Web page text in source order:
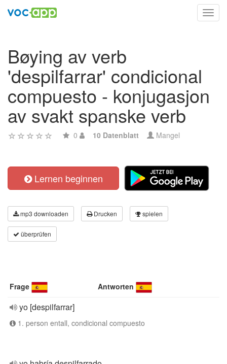
Bøying av verb
'despilfarrar' condicional
compuesto - konjugasjon
av svakt spanske verb
0 10 Datenblatt Mangel
Lernen beginnen
mp3 downloaden Drucken spielen
überprüfen
Frage Antworten
yo [despilfarrar]
1. person entall, condicional compuesto